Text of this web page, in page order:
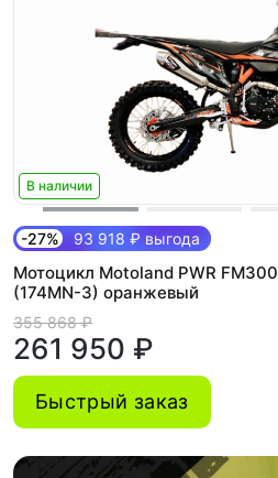
В наличии
-27% 93 918 ₽ выгода
Мотоцикл Motoland PWR FM300
(174MN-3) оранжевый
355 868 ₽
261 950 ₽
Быстрый заказ